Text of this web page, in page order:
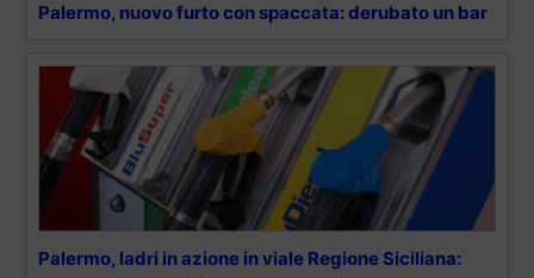
Palermo, nuovo furto con spaccata: derubato un bar
Palermo, ladri in azione in viale Regione Siciliana: